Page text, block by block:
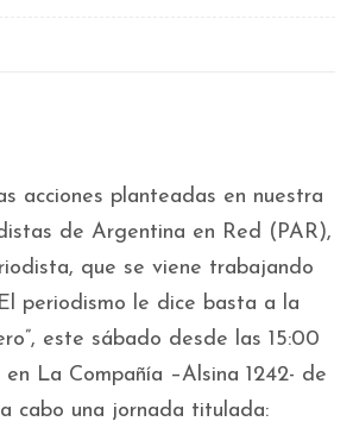
acciones planteadas en nuestra
de Argentina en Red (PAR),
que se viene trabajando
periodismo le dice basta a la
este sábado desde las 15:00
La Compañía –Alsina 1242- de
cabo una jornada titulada: